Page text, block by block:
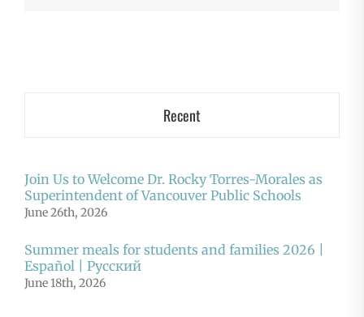
Recent
Join Us to Welcome Dr. Rocky Torres-Morales as
Superintendent of Vancouver Public Schools
June 26th, 2026
Summer meals for students and families 2026 |
Español | Русский
June 18th, 2026